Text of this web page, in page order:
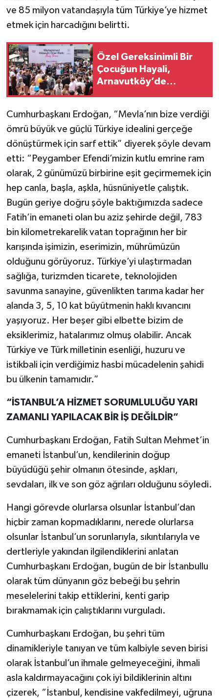
ve 85 milyon vatandaşıyla tüm Türkiye’ye hizmet
etmek için harcadığını belirtti.
Özel Gereksinimli Bir
Çocuğun Hayali,
Arnavutköy’de
Cumhurbaşkanı Erdoğan, “Mevla’nın bize verdiği
ömrü büyük ve güçlü Türkiye idealini gerçeğe
dönüştürmek için sarf ettik” diyerek şöyle devam
etti: “Peygamber Efendi’mizin kutlu emrine ram
olarak, 2 günümüzü birbirine eşit geçirmemek için
hep canla, başla, aşkla, hüsnüniyetle çalıştık.
Bugün geriye doğru şöyle baktığımızda sadece
Fatih’in emaneti olan bu aziz şehirde değil, 783
bin kilometrekarelik vatan toprağının her bir
karışında işimizin, eserimizin, mührümüzün
olduğunu görüyoruz. Türkiye’yi ulaştırmadan
sağlığa, turizmden ticarete, teknolojiden
savunma sanayine, güvenlikten tarıma kadar her
alanda 3, 5, 10 kat büyütmenin haklı kıvancını
yaşıyoruz. Her beşer gibi elbette bizim de
eksiklerimiz, hatalarımız olmuş olabilir. Ancak
Türkiye ve Türk milletinin esenliği, huzuru ve
istikbali için verdiğimiz hasbi mücadelenin şahidi
bu ülkenin tamamıdır.”
“İSTANBUL’A HİZMET SORUMLULUĞU YARI
ZAMANLI YAPILACAK BİR İŞ DEĞİLDİR”
Cumhurbaşkanı Erdoğan, Fatih Sultan Mehmet’in
emaneti İstanbul’un, kendilerinin doğup
büyüdüğü şehir olmanın ötesinde, aşkları,
sevdaları, ilk ve son göz ağrıları olduğunu söyledi.
Hangi görevde olurlarsa olsunlar İstanbul’dan
hiçbir zaman kopmadıklarını, nerede olurlarsa
olsunlar İstanbul’un sorunlarıyla, sıkıntılarıyla ve
dertleriyle yakından ilgilendiklerini anlatan
Cumhurbaşkanı Erdoğan, bugün de bir İstanbullu
olarak tüm dünyanın göz bebeği bu şehrin
meselelerini takip ettiklerini, kenti garip
bırakmamak için çalıştıklarını vurguladı.
Cumhurbaşkanı Erdoğan, bu şehri tüm
dinamikleriyle tanıyan ve tüm kalbiyle seven birisi
olarak İstanbul’un ihmale gelmeyeceğini, ihmali
asla kaldırmayacağını çok iyi bildiklerinin altını
çizerek, “İstanbul, kendisine vakfedilmeyi, uğruna